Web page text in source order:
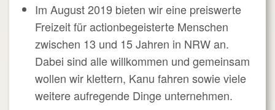
Im August 2019 bieten wir eine preiswerte
Freizeit für actionbegeisterte Menschen
zwischen 13 und 15 Jahren in NRW an.
Dabei sind alle willkommen und gemeinsam
wollen wir klettern, Kanu fahren sowie viele
weitere aufregende Dinge unternehmen.